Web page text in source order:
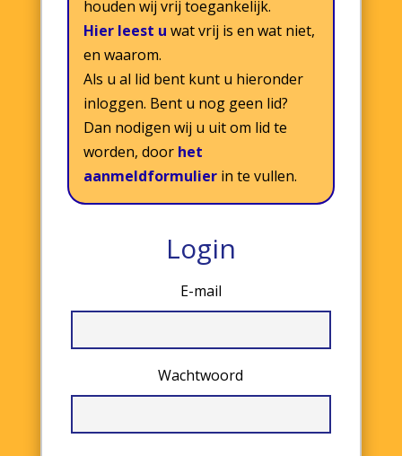
houden wij vrij toegankelijk.
Hier leest u wat vrij is en wat niet,
en waarom.
Als u al lid bent kunt u hieronder
inloggen. Bent u nog geen lid?
Dan nodigen wij u uit om lid te
worden, door het
aanmeldformulierin te vullen.
Login
E-mail
Wachtwoord